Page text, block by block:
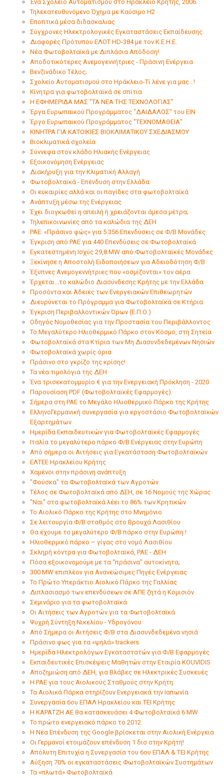
Ένα Σχολείο Αυτοματισμού στο Ηράκλειο Κρήτης, 2006.
Τηλεκατευθυνόμενο Όχημα με Καύσιμο Η2
Εποπτικά μέσα διδασκαλιας
Σύγχρονες Ηλεκτρολογικές Εγκαταστάσεις Εκπαίδευσης.
Διαφορές Πρότυπου ΕΛΟΤ HD-384 με τον Κ.Ε.Η.Ε.
Νέα Φωτοβολταϊκά με Διπλάσια Απόδοση!
Αποδοτικότερες Ανεμογεννήτριες - Πράσινη Ενέργεια
Βενζινάδικο Τέλος;
Σχολείο Αυτοματισμού στο Ηράκλειο-Τί λένε για μας...!
Κίνητρα για φωτοβολταϊκά σε σπίτια
Η ΕΦΗΜΕΡΙΔΑ ΜΑΣ "ΤΑ ΝΕΑ ΤΗΣ ΤΕΧΝΟΛΟΓΙΑΣ"
Έργα Ευρωπαικού Προγράμματος "ΔΑΙΔΑΛΟΣ" του ΕΙΝ
Έργο Ευρωπαικού Προγράμματος "ΤΕΧΝΟΜΑΘΕΙΑ"
ΚΙΝΗΤΡΑ ΓΙΑ ΚΑΤΟΙΚΙΕΣ ΒΙΟΚΛΙΜΑΤΙΚΟΥ ΣΧΕΔΙΑΣΜΟΥ
Βιοκλιματικά σχολεία
Σύννεφα στον κλάδο Hλιακής Eνέργειας
Εξοικονόμηση Ενέργειας
Διακήρυξη για την Κλιματική Αλλαγή
Φωτοβολταϊκά - Eπένδυση στην Ελλάδα
Οι ευκαιρίες αλλά και οι παγίδες στα φωτοβολταϊκά
Ανάπτυξη μέσω της Eνέργειας
Έχει διογκωθεί η απειλή ή χρειάζονται άμεσα μέτρα;
Τηλεπικοινωνίες από τα καλώδια της ΔΕΗ
ΡΑΕ: «Πράσινο φώς» για 5.356 Επενδύσεις σε Φ/Β Μονάδες
Έγκριση από ΡΑΕ για 440 Επενδύσεις σε Φωτοβολταϊκά
Εγκατεστημένη Ισχύς 29,8 MW από Φωτοβολταϊκές Μονάδες
Ξεκίνησε η Αποστολή Ειδοποιήσεων για Αδειοδότηση Φ/Β
Έξυπνες Aνεμογεννήτριες που «οσμίζονται» τον αέρα
Έρχεται...το καλώδιο Διασύνδεσης Κρήτης με την Ελλάδα
Προσόντα και Άδειες των Ενεργειακών Επιθεωρητών
Διευρύνεται το Πρόγραμμα για Φωτοβολταϊκά σε Κτήρια
Έγκριση Περιβαλλοντικών Όρων (Ε.Π.Ο.)
Οδηγός Νομοθεσίας για την Προστασία του Περιβάλλοντος
Το Μεγαλύτερο Ηλιοθερμικό Πάρκο στον Κόσμο, στη Σητεία
Φωτοβολταϊκά στα Κτίρια των Μη Διασυνδεδεμένων Νησιών
Φωτοβολταϊκά χωρίς όρια
Πράσινο στο γκρίζο της κρίσης!
Τα νέα τιμολόγια της ΔΕΗ
Ένα τρισεκατομμυρίο € για την Ενεργειακή Πρόκληση - 2020
Παρουσίαση PDF (Φωτοβολταϊκές Εφαρμογές)
Σήμερα στη ΡΑΕ το Μεγάλο Ηλιοθερμικό Πάρκο της Κρήτης
ΕλληνοΓερμανική συνεργασία για εργοστάσιο Φωτοβολταϊκών
Εξαρτημάτων
Ημερίδα Εκπαιδευτικών για Φωτοβολταϊκές Εφαρμογές
Ιταλία το μεγαλύτερο πάρκο Φ/Β Ενέργειας στην Ευρώπη
Από σήμερα οι Αιτήσεις για Εγκατάσταση Φωτοβολταϊκών
ΕΛΤΕΕ Ηρακλείου Κρήτης
Χαμένοι στην πράσινη ανάπτυξη
"Φούσκα" τα Φωτοβολταϊκά των Αγροτών
Τέλος σε Φωτοβολταϊκά από ΔΕΗ, σε 16 Νομούς της Χώρας
"Ναι" στα φωτοβολταϊκά λέει το 86% των Κρητικών
Το Αιολικό Πάρκο της Κρήτης στο Μνημόνιο
Σε λειτουργία Φ/Β σταθμός στο Βρουχά Λασιθίου
Θα έχουμε το μεγαλύτερο Φ/Β πάρκο στην Ευρώπη !
Hλιοθερμικό πάρκο – γίγας στο νομό Λασιθίου
Σκληρή κόντρα για Φωτοβολταϊκά, ΡΑΕ - ΔΕΗ
Πόσα εξοικονομούμε με τα “πράσινα” αυτοκίνητα;
300 ΜW επιπλέον για Ανανεώσιμες Πηγές Ενέργειας
Το Πρώτο Υπεράκτιο Αιολικό Πάρκο της Γαλλίας
Διπλασιασμό των επενδύσεων σε ΑΠΕ ζητά η Κομισιόν
Σεμινάριο για τα φωτοβολταϊκά
Οι Αιτήσεις των Αγροτών για τα Φωτοβολταϊκά
Ψυχρή Σύντηξη Νικελίου - Υδρογόνου
Από Σήμερα οι Αιτήσεις Φ/Β στα Διασυνδεδεμένα νησιά
Πράσινο φως για τα «ψηλά» trackers
Ημερίδα Ηλεκτρολόγων Εγκαταστατών για Φ/Β Εφαρμογές
Εκπαιδευτικές Επισκέψεις Μαθητών στην Εταιρία KOUVIDIS
Aποζημιώση από ΔΕΗ, για Bλάβες σε Hλεκτρικές Συσκευές
H ΡΑΕ για τους Αιολικούς Σταθμούς στην Κρήτη
Τα Αιολικά Πάρκα στηρίζουν Ενεργειακά την Ιαπωνία
Συνεργασία 6ου ΕΠΑΛ Ηρακλείου και ΤΕΙ Κρήτης
Η ΚΑΡΑΤΖΗ ΑΕ θα κατασκευάσει 4 Φωτοβολταϊκά 6 MW
Το πρώτο ενεργειακό πάρκο το 2012
Η Νέα Επένδυση της Google βρίσκεται στην Αιολική Ενέργεια
Οι Γερμανοί ετοιμάζουν επένδυση 1 δισ στην Κρήτη!
Απόλυτη Επιτυχία η Συνεργασία του 6ου ΕΠΑΛ & ΤΕΙ Κρήτης
Αύξηση 70% οι εγκαταστάσεις Φωτοβολταϊκών Συστημάτων
Τα «πλωτά» Φωτοβολταϊκά